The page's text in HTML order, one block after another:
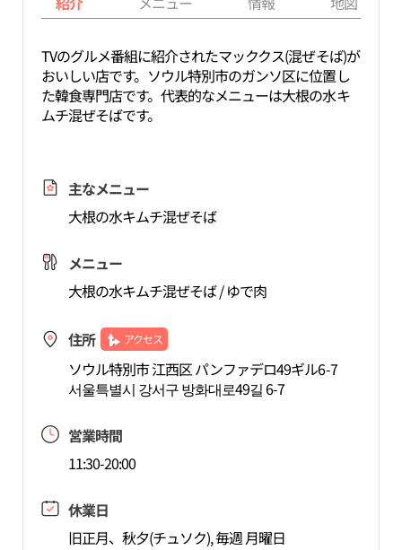
TVのグルメ番組に紹介されたマッククス(混ぜそば)が
おいしい店です。ソウル特別市のガンソ区に位置し
た韓食専門店です。代表的なメニューは大根の水キ
ムチ混ぜそばです。
主なメニュー
大根の水キムチ混ぜそば
メニュー
大根の水キムチ混ぜそば / ゆで肉
住所 アクセス
ソウル特別市 江西区 パンファデロ49ギル6-7
서울특별시 강서구 방화대로49길 6-7
営業時間
11:30-20:00
休業日
旧正月、秋夕(チュソク), 毎週 月曜日